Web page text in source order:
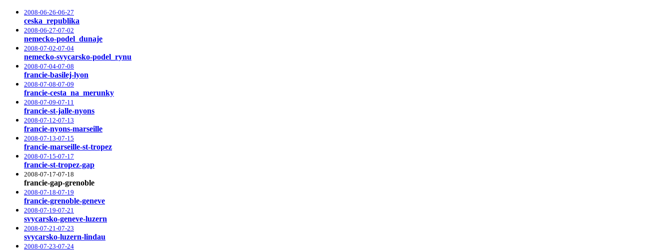
2008-06-26-06-27
ceska_republika
2008-06-27-07-02
nemecko-podel_dunaje
2008-07-02-07-04
nemecko-svycarsko-podel_rynu
2008-07-04-07-08
francie-basilej-lyon
2008-07-08-07-09
francie-cesta_na_merunky
2008-07-09-07-11
francie-st-jalle-nyons
2008-07-12-07-13
francie-nyons-marseille
2008-07-13-07-15
francie-marseille-st-tropez
2008-07-15-07-17
francie-st-tropez-gap
2008-07-17-07-18
francie-gap-grenoble
2008-07-18-07-19
francie-grenoble-geneve
2008-07-19-07-21
svycarsko-geneve-luzern
2008-07-21-07-23
svycarsko-luzern-lindau
2008-07-23-07-24